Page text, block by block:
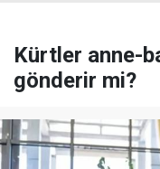
Kürtler anne-
gönderir mi?